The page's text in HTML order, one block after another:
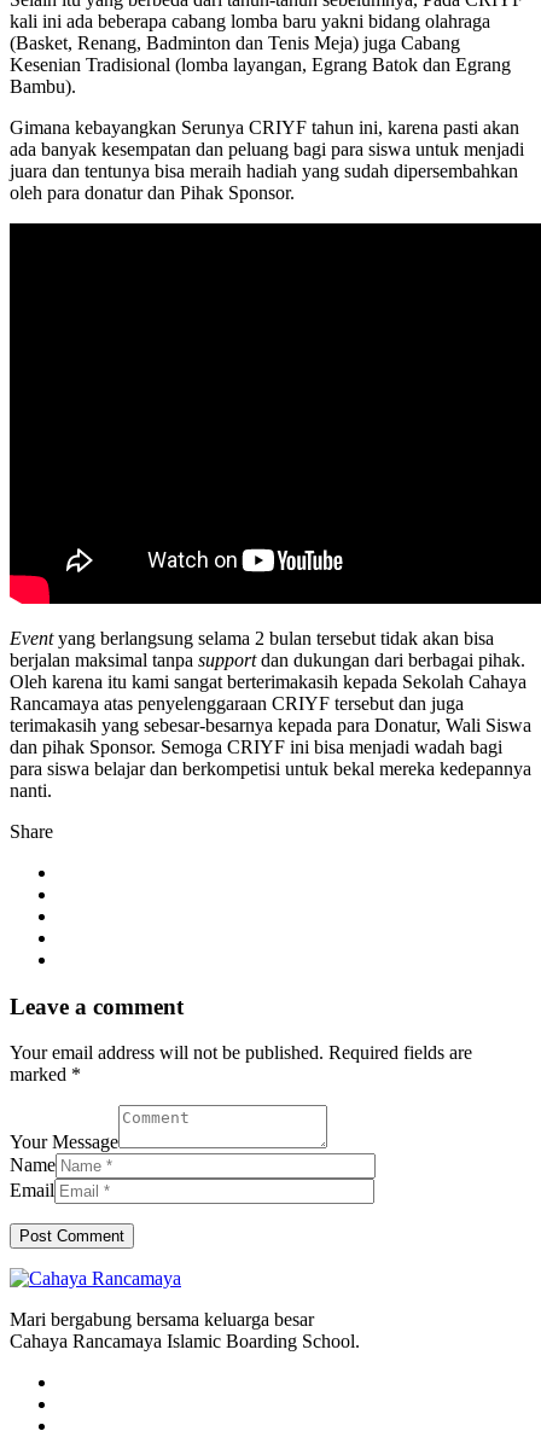
kali ini ada beberapa cabang lomba baru yakni bidang olahraga
(Basket, Renang, Badminton dan Tenis Meja) juga Cabang
Kesenian Tradisional (lomba layangan, Egrang Batok dan Egrang
Bambu).
Gimana kebayangkan Serunya CRIYF tahun ini, karena pasti akan
ada banyak kesempatan dan peluang bagi para siswa untuk menjadi
juara dan tentunya bisa meraih hadiah yang sudah dipersembahkan
oleh para donatur dan Pihak Sponsor.
Eventyang berlangsung selama 2 bulan tersebut tidak akan bisa
berjalan maksimal tanpa supportdan dukungan dari berbagai pihak.
Oleh karena itu kami sangat berterimakasih kepada Sekolah Cahaya
Rancamaya atas penyelenggaraan CRIYF tersebut dan juga
terimakasih yang sebesar-besarnya kepada para Donatur, Wali Siswa
dan pihak Sponsor. Semoga CRIYF ini bisa menjadi wadah bagi
para siswa belajar dan berkompetisi untuk bekal mereka kedepannya
nanti.
Share
Leave a comment
Your email address will not be published. Required fields are
marked *
Your Message
Name
Email
Mari bergabung bersama keluarga besar
Cahaya Rancamaya Islamic Boarding School.